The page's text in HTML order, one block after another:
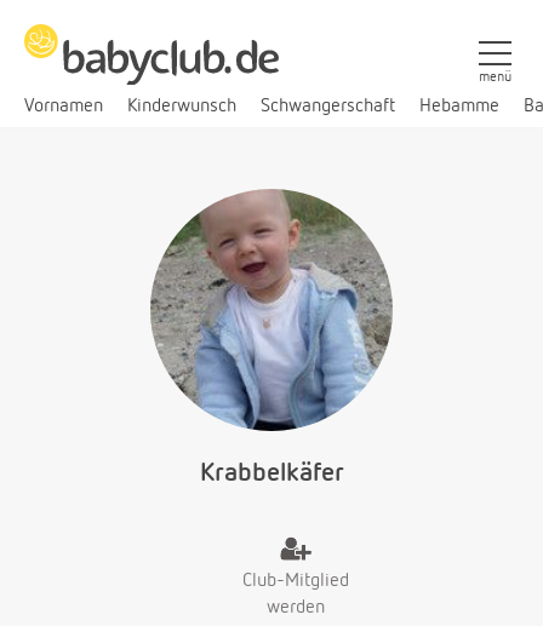
Vornamen Kinderwunsch Schwangerschaft Hebamme
menü
Krabbelkäfer
Club-Mitglied
werden